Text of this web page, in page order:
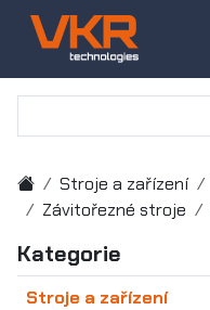
Stroje a zařízení
Závitořezné stroje
Kategorie
Stroje a zařízení